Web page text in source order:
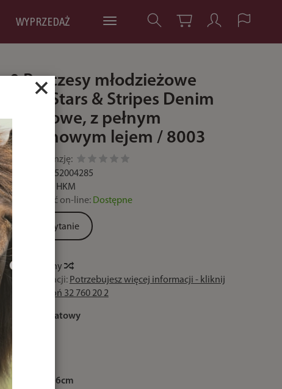
×
WYPRZEDAŻ
0 Bryczesy młodzieżowe
HKM Stars & Stripes Denim
dżinsowe, z pełnym
silikonowym lejem / 8003
Dodaj recenzję:
Kod:
4057052004285
Producent:
HKM
Dostępność on-line: Dostępne
Zadaj pytanie
Historia ceny
Czas realizacji: Potrzebujesz więcej informacji - kliknij
lub zadzwoń 32 760 20 2
granatowy
rozmiar: 176cm